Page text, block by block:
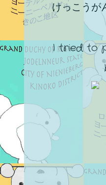
けっこうが
I tried to